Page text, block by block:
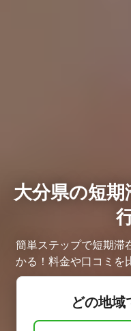
大分県の短
簡単ステップで短期滞
かる！料金や口コミを
どの地域